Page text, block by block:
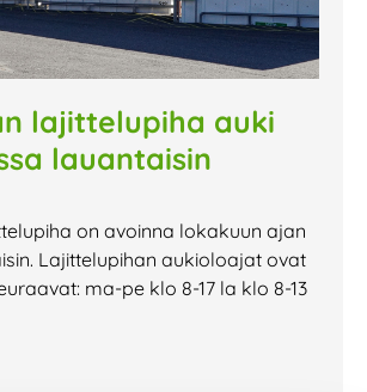
lajittelupiha auki
lauantaisin
on avoinna lokakuun ajan
Lajittelupihan aukioloajat ovat
ma-pe klo 8-17 la klo 8-13